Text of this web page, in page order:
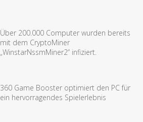
Über 200.000 Computer wurden bereits
mit dem CryptoMiner
„WinstarNssmMiner2“ infiziert.
360 Game Booster optimiert den PC für
ein hervorragendes Spielerlebnis